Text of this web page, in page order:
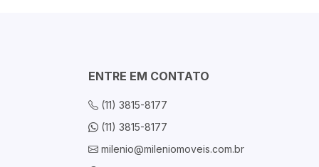
ENTRE EM CONTATO
(11) 3815-8177
(11) 3815-8177
milenio@mileniomoveis.com.br